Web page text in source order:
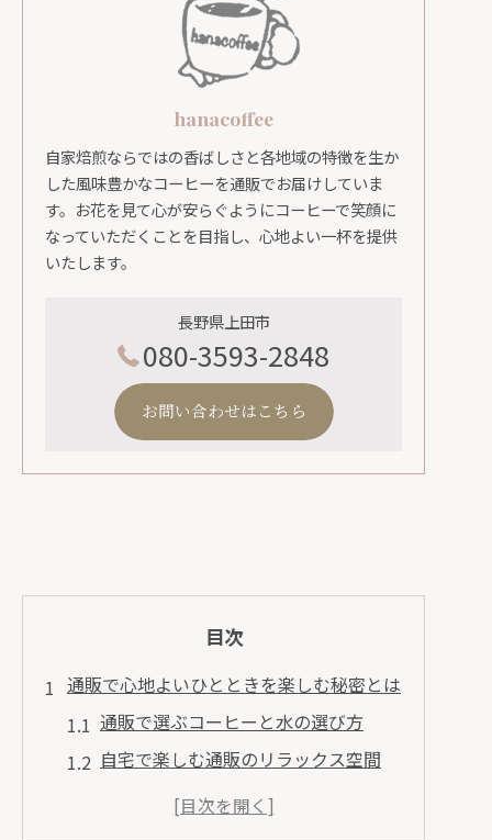
hanacoffee
自家焙煎ならではの香ばしさと各地域の特徴を生か
した風味豊かなコーヒーを通販でお届けしていま
す。お花を見て心が安らぐようにコーヒーで笑顔に
なっていただくことを目指し、心地よい一杯を提供
いたします。
長野県上田市
080-3593-2848
お問い合わせはこちら
目次
通販で心地よいひとときを楽しむ秘密とは
通販で選ぶコーヒーと水の選び方
自宅で楽しむ通販のリラックス空間
通販で手に入れる世界の味わい